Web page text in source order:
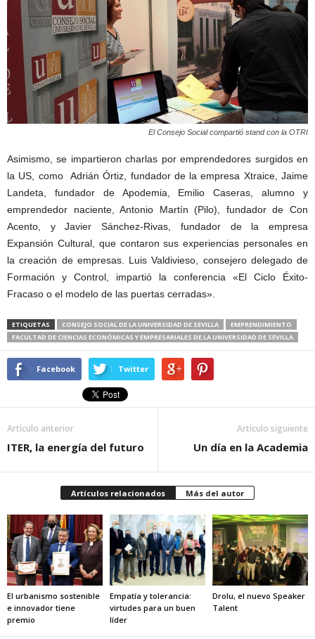
El Consejo Social compartió stand con la OTRI
Asimismo, se impartieron charlas por emprendedores surgidos en
la US, como Adrián Órtiz, fundador de la empresa Xtraice, Jaime
Landeta, fundador de Apodemia, Emilio Caseras, alumno y
emprendedor naciente, Antonio Martín (Pilo), fundador de Con
Acento, y Javier Sánchez-Rivas, fundador de la empresa
Expansión Cultural, que contaron sus experiencias personales en
la creación de empresas. Luis Valdivieso, consejero delegado de
Formación y Control, impartió la conferencia «El Ciclo Éxito-
Fracaso o el modelo de las puertas cerradas».
ETIQUETAS CONSEJO SOCIAL DE LA UNIVERSIDAD DE SEVILLA
EMPRENDIMIENTO
FACULTAD DE CIENCIAS ECONÓMICAS Y EMPRESARIALES DE LA UNIVERSIDAD DE SEVILLA
Facebook Twitter
Artículo anterior
ITER, la energía del futuro
Artículo siguiente
Un día en la Academia
Artículos relacionados Más del autor
El urbanismo sostenible
e innovador tiene
premio
Empatía y tolerancia:
virtudes para un buen
líder
Drolu, el nuevo Speaker
Talent